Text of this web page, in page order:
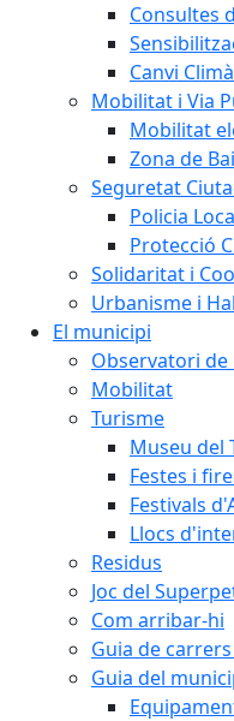
Consultes
Canvi
Mobilitat i Via
Mobilitat
Zona de
Seguretat
Policia
Protecció
Solidaritat i
Urbanisme i
El municipi
Observatori de
Mobilitat
Turisme
Museu del
Festes i
Festivals
Llocs
Residus
Joc del
Com arribar-hi
Guia de
Guia del